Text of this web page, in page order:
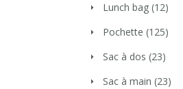
Lunch bag (12)
Pochette (125)
Sac à dos (23)
Sac à main (23)